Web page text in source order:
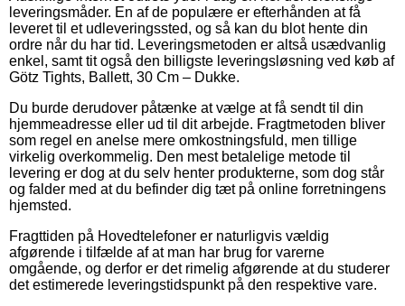
leveringsmåder. En af de populære er efterhånden at få
leveret til et udleveringssted, og så kan du blot hente din
ordre når du har tid. Leveringsmetoden er altså usædvanlig
enkel, samt tit også den billigste leveringsløsning ved køb af
Götz Tights, Ballett, 30 Cm – Dukke.
Du burde derudover påtænke at vælge at få sendt til din
hjemmeadresse eller ud til dit arbejde. Fragtmetoden bliver
som regel en anelse mere omkostningsfuld, men tillige
virkelig overkommelig. Den mest betalelige metode til
levering er dog at du selv henter produkterne, som dog står
og falder med at du befinder dig tæt på online forretningens
hjemsted.
Fragttiden på Hovedtelefoner er naturligvis vældig
afgørende i tilfælde af at man har brug for varerne
omgående, og derfor er det rimelig afgørende at du studerer
det estimerede leveringstidspunkt på den respektive vare.